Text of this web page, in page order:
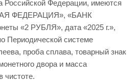
Российской Федерации, имеются
ФЕДЕРАЦИЯ», «БАНК
«2 РУБЛЯ», дата «2025 г.»,
Периодической системе
проба сплава, товарный знак
двора и масса
чистоте.